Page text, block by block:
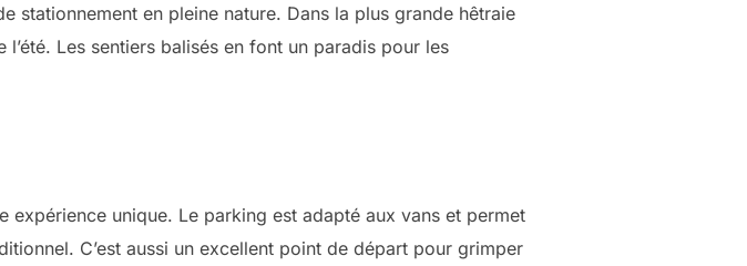
stationnement en pleine nature. Dans la plus grande hêtraie
Les sentiers balisés en font un paradis pour les
expérience unique. Le parking est adapté aux vans et permet
C’est aussi un excellent point de départ pour grimper